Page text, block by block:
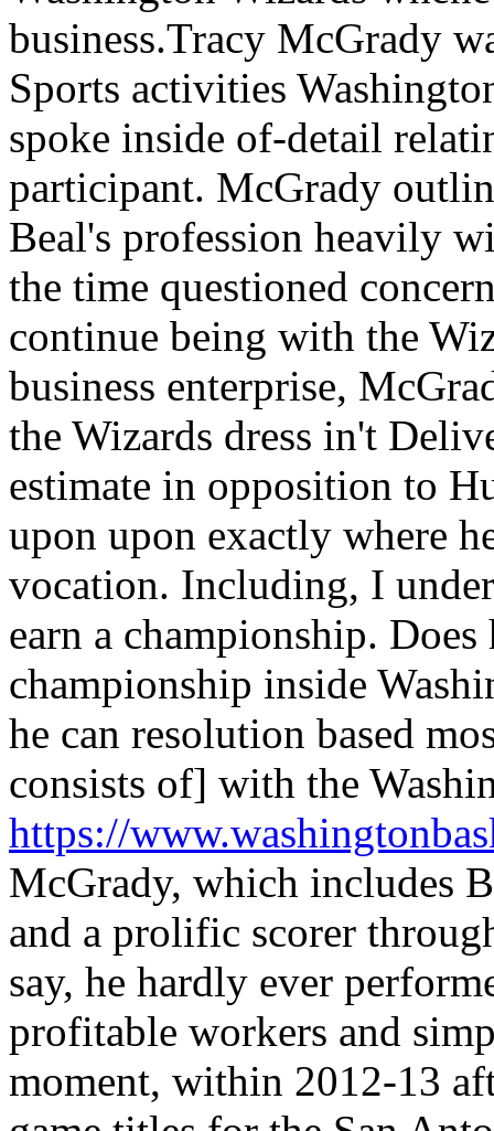
business.Tracy McGrady
Sports activities
spoke inside of-detail
participant. McGrady
Beal's profession heavily
the time questioned
continue being with the
business enterprise,
the Wizards dress in't
estimate in opposition to
upon upon exactly where
vocation. Including, I
earn a championship.
championship inside
he can resolution based
consists of] with the
https://
McGrady, which includes
and a prolific scorer
say, he hardly ever
profitable workers and
moment, within 2012-13